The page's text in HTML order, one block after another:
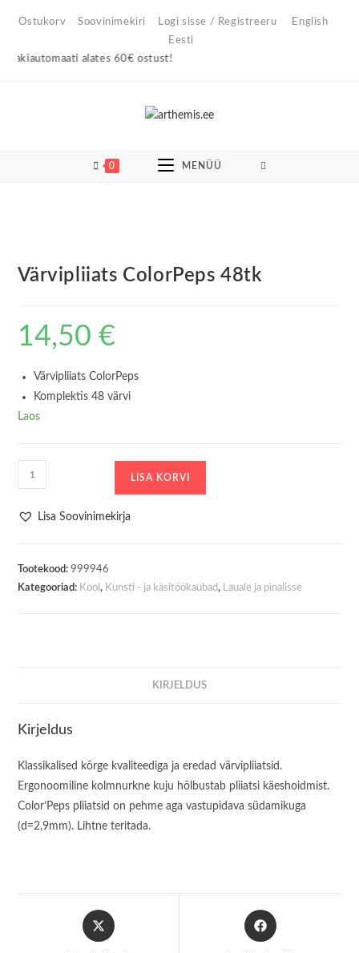
Ostukorv Soovinimekiri Logi sisse / Registreeru
English
Eesti
alates 60€ ostust!
0 MENÜÜ
Värvipliiats ColorPeps 48tk
14,50€
Värvipliiats ColorPeps
Komplektis 48 värvi
Laos
Värvipliiats
ColorPeps
48tk
LISA KORVI
Lisa Soovinimekirja
Tootekood:999946
Kategooriad: Kool, Kunsti - ja käsitöökaubad, Lauale ja pinalisse
KIRJELDUS
Kirjeldus
Klassikalised kõrge kvaliteediga ja eredad värvipliiatsid.
Ergonoomiline kolmnurkne kuju hõlbustab pliiatsi käeshoidmist.
Color’Peps pliiatsid on pehme aga vastupidava südamikuga
(d=2,9mm). Lihtne teritada.
Opens
in
Opens
in